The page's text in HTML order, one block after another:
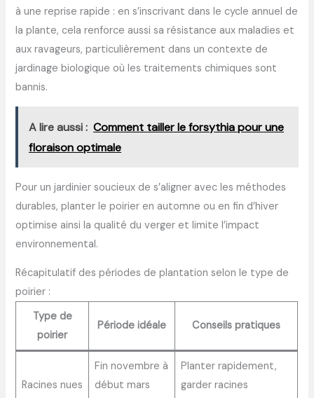
à une reprise rapide : en s’inscrivant dans le cycle annuel de
la plante, cela renforce aussi sa résistance aux maladies et
aux ravageurs, particulièrement dans un contexte de
jardinage biologique où les traitements chimiques sont
bannis.
A lire aussi : Comment tailler le forsythia pour une
floraison optimale
Pour un jardinier soucieux de s’aligner avec les méthodes
durables, planter le poirier en automne ou en fin d’hiver
optimise ainsi la qualité du verger et limite l’impact
environnemental.
Récapitulatif des périodes de plantation selon le type de
poirier :
Type de
poirier
Période idéale Conseils pratiques
Racines nues
Fin novembre à
début mars
Planter rapidement,
garder racines